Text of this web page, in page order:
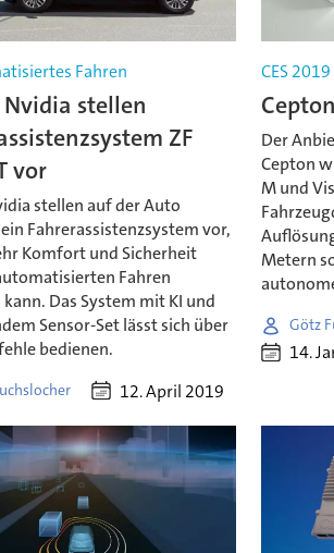
Fahren
Nvidia stellen
ZF
vor
stellen auf der Auto
Fahrerassistenzsystem vor,
Komfort und Sicherheit
Fahren
Das System mit KI und
Sensor-Set lässt sich über
bedienen.
12. April 2019
CES 2019
Der
Cepton
M und
Metern
Götz
14.